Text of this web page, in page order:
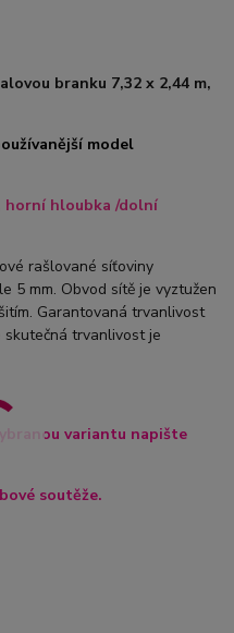
branku 7,32 x 2,44 m,
model
horní hloubka /dolní
rašlované síťoviny
5 mm. Obvod sítě je vyztužen
Garantovaná trvanlivost
trvanlivost je
variantu napište
soutěže.